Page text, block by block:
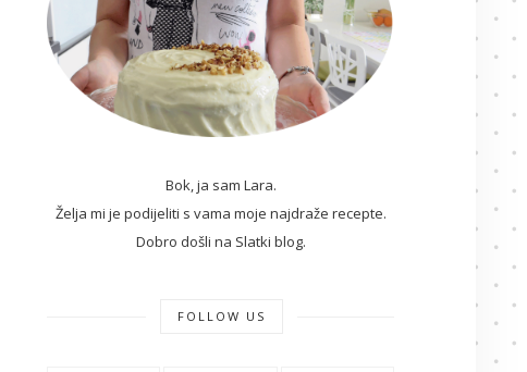
Bok, ja sam Lara.
Želja mi je podijeliti s vama moje najdraže recepte.
Dobro došli na Slatki blog.
FOLLOW US